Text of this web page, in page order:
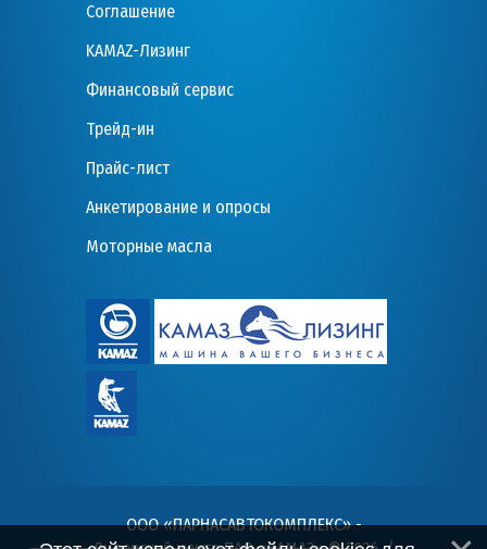
Соглашение
KAMAZ-Лизинг
Финансовый сервис
Трейд-ин
Прайс-лист
Анкетирование и опросы
Моторные масла
ООО «ПАРНАСАВТОКОМПЛЕКС» -